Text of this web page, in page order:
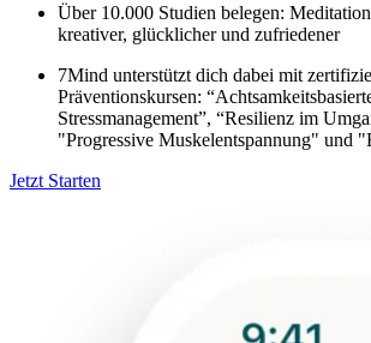
Über 10.000 Studien belegen:
kreativer, glücklicher und zufriedener
7Mind unterstützt dich dabei mit
Präventionskursen:
Stressmanagement”, “Resilienz im
"Progressive Muskelentspannung" und
Jetzt Starten